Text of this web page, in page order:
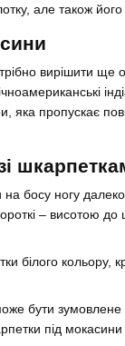
але також
вирішити
яка пропускає
босу ногу
– висотою
кольору,
бути
під мокасини